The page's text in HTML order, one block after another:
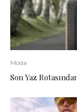
Moda
Son Yaz